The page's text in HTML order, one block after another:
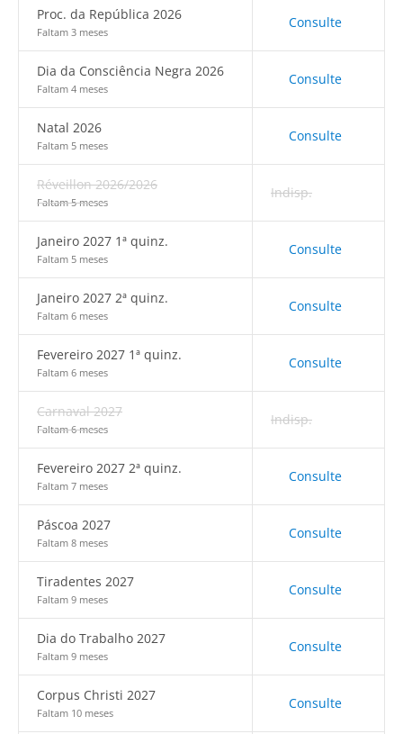
Proc. da República 2026
Faltam 3 meses
Consulte
Dia da Consciência Negra 2026
Faltam 4 meses
Consulte
Natal 2026
Faltam 5 meses
Consulte
Réveillon 2026/2026
Faltam 5 meses
Indisp.
Janeiro 2027 1ª quinz.
Faltam 5 meses
Consulte
Janeiro 2027 2ª quinz.
Faltam 6 meses
Consulte
Fevereiro 2027 1ª quinz.
Faltam 6 meses
Consulte
Carnaval 2027
Faltam 6 meses
Indisp.
Fevereiro 2027 2ª quinz.
Faltam 7 meses
Consulte
Páscoa 2027
Faltam 8 meses
Consulte
Tiradentes 2027
Faltam 9 meses
Consulte
Dia do Trabalho 2027
Faltam 9 meses
Consulte
Corpus Christi 2027
Faltam 10 meses
Consulte